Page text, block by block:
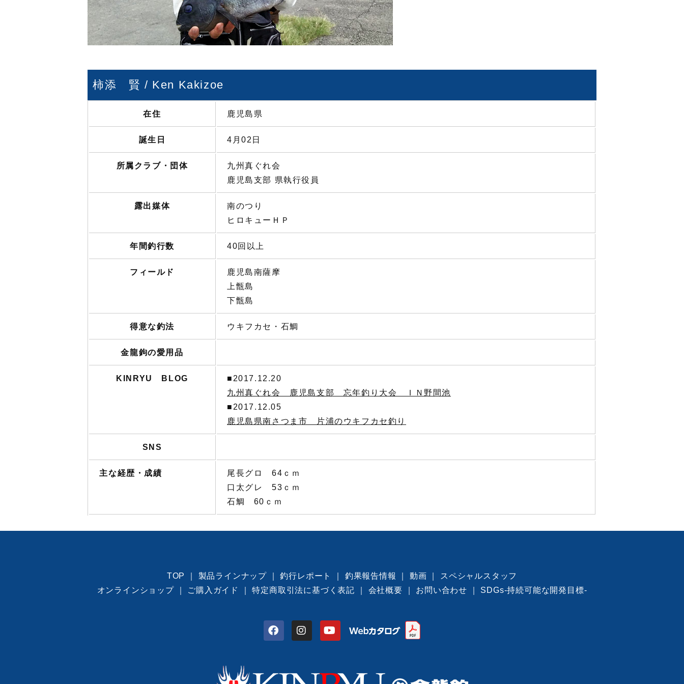
柿添 賢 / Ken Kakizoe
在住 鹿児島県
誕生日 4月02日
所属クラブ・団体
九州真ぐれ会
鹿児島支部 県執行役員
露出媒体
南のつり
ヒロキューＨＰ
年間釣行数 40回以上
フィールド
鹿児島南薩摩
上甑島
下甑島
得意な釣法 ウキフカセ・石鯛
金龍鉤の愛用品
KINRYU BLOG
■2017.12.20
九州真ぐれ会 鹿児島支部 忘年釣り大会 ＩＮ野間池
■2017.12.05
鹿児島県南さつま市 片浦のウキフカセ釣り
SNS
主な経歴・成績
尾長グロ 64ｃｍ
口太グレ 53ｃｍ
石鯛 60ｃｍ
TOP 製品ラインナップ ｜釣行レポート 釣果報告情報 動画
スペシャルスタッフ
オンラインショップ｜ ご購入ガイド ｜特定商取引法に基づく表記 会社概要 お問い合わせ SDGs-持続可能な開発目標-